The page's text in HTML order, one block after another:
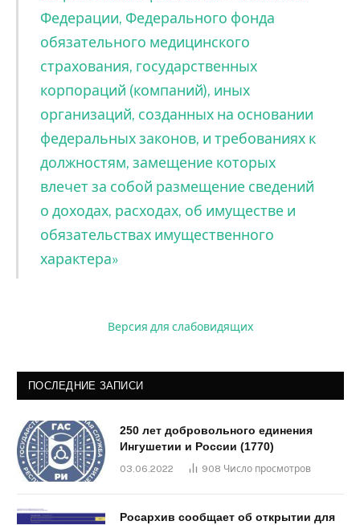
Федерации, Федерального фонда
обязательного медицинского
страхования, государственных
корпораций (компаний), иных
организаций, созданных на основании
федеральных законов, и требованиях к
должностям, замещение которых
влечет за собой размещение сведений
о доходах, расходах, об имуществе и
обязательствах имущественного
характера»
Версия для слабовидящих
ПОСЛЕДНИЕ ЗАПИСИ
250 лет добровольного единения
Ингушетии и России (1770)
03.06.2022 908 Число просмотров
Росархив сообщает об открытии для